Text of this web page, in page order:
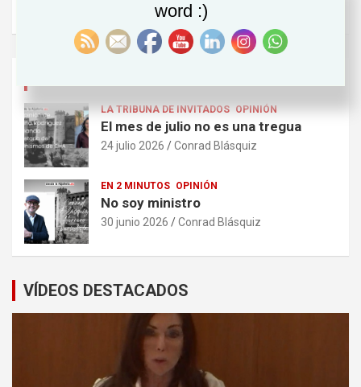
LA TRIBUNA DE INVITADOS OPINIÓN
El mes de julio no es una tregua
24 julio 2026 Conrad Blásquiz
EN 2 MINUTOS OPINIÓN
No soy ministro
30 junio 2026 Conrad Blásquiz
VÍDEOS DESTACADOS
word :)